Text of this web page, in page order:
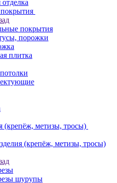
покрытия
порожки
плитка
(крепёж, метизы, тросы)
(крепёж, метизы, тросы)
шурупы